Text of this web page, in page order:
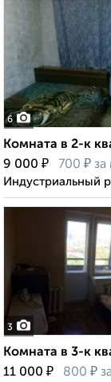
6
Комната в 2-к
9 000 ₽ 700 ₽ за
Индустриальный
3
Комната в 3-к
11 000 ₽ 800 ₽